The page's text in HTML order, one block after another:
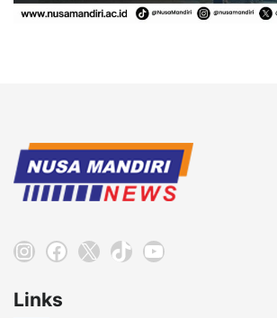
Instagram
Facebook
X TikTokYouTube
Links